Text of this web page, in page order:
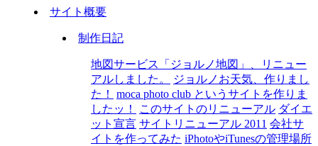
サイト概要
制作日記
地図サービス「ジョルノ地図」、リニュー
アルしました。
ジョルノお天気、作りまし
た！
moca photo club というサイトを作りま
したッ！
このサイトのリニューアル ダイエ
ット宣言 サイトリニューアル 2011 会社サ
イトを作ってみた iPhotoやiTunesの管理場所